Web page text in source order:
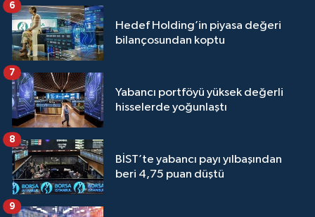
Hedef Holding’in piyasa değeri
bilançosundan koptu
6
Yabancı portföyü yüksek değerli
hisselerde yoğunlaştı
7
BİST’te yabancı payı yılbaşından
beri 4,75 puan düştü
8
9